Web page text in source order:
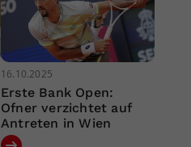
16.10.2025
Erste Bank Open:
Ofner verzichtet auf
Antreten in Wien